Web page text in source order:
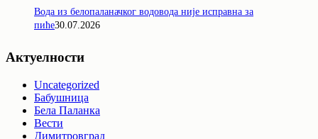
Вода из белопаланачког водовода није исправна за
пиће30.07.2026
Актуелности
Uncategorized
Бабушница
Бела Паланка
Вести
Димитровград